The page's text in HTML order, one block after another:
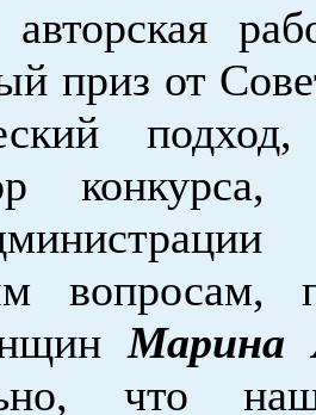
приз от
конкурса,
вопросам,
Марина
что